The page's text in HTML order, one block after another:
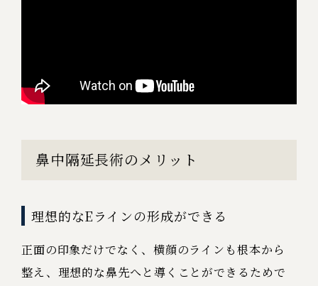
鼻中隔延長術のメリット
理想的なEラインの形成ができる
正面の印象だけでなく、横顔のラインも根本から
整え、理想的な鼻先へと導くことができるためで